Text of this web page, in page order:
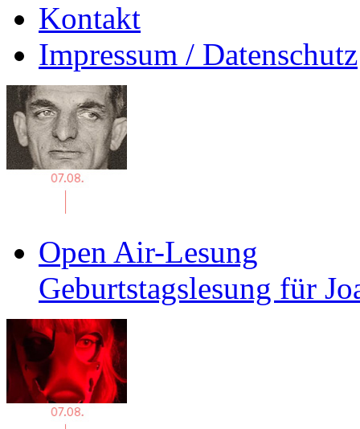
Kontakt
Impressum / Datenschutz
Open Air-Lesung
Geburtstagslesung für